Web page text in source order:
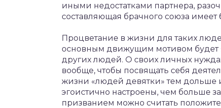
иными недостатками партнера,
составляющая брачного союза
Процветание в жизни для таких
основным движущим мотивом будет
других людей. О своих личных
вообще, чтобы посвящать себя
жизни «людей девятки» тем дольше
эгоистично настроены, чем больше
призванием можно считать